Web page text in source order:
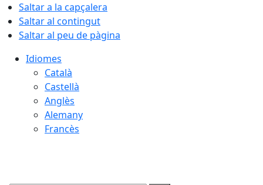
Saltar a la capçalera
Saltar al contingut
Saltar al peu de pàgina
Idiomes
Català
Castellà
Anglès
Alemany
Francès